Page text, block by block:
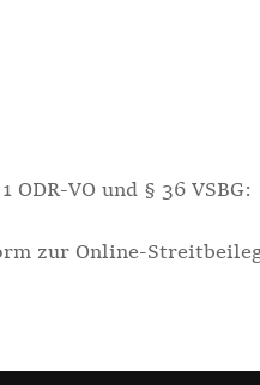
VO und § 36 VSBG:
zur Online-